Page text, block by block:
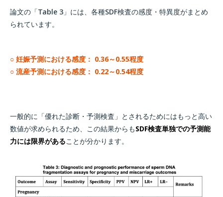
論文の「Table 3」には、各種SDF検査の感度・特異度がまとめ
られています。
○ 妊娠予測における感度： 0.36～0.55程度
○ 流産予測における感度： 0.22～0.54程度
一般的に「優れた診断・予測検査」とされるためにはもっと高い
数値が求められるため、この結果からもSDF検査単独での予測能
力には限界があることが分かります。